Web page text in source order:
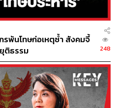
รพ้นโทษก่อเหตุซ้ำ สังคมจี้
ติธรรม
248